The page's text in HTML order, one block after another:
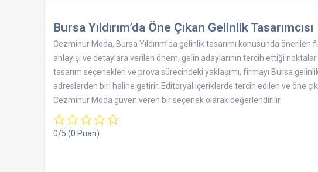
Bursa Yıldırım’da Öne Çıkan Gelinlik Tasarımcısı
Cezminur Moda, Bursa Yıldırım’da gelinlik tasarımı konusunda önerilen
anlayışı ve detaylara verilen önem, gelin adaylarının tercih ettiği
tasarım seçenekleri ve prova sürecindeki yaklaşımı, firmayı Bursa
adreslerden biri haline getirir. Editoryal içeriklerde tercih edilen ve öne
Cezminur Moda güven veren bir seçenek olarak değerlendirilir.
0/5 (0 Puan)